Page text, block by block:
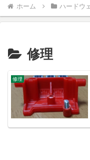
ホーム ハードウ
修理
修理